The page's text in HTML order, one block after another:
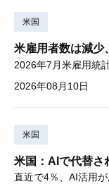
米国
米雇用者数は減少
2026年08月10日
米国
米国：AIで代替さ